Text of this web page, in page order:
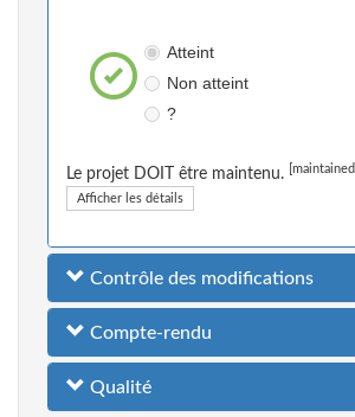
Atteint
Non atteint
?
Le projet DOIT être maintenu. [maintained]
Afficher les détails
Contrôle des modifications
Compte-rendu
Qualité